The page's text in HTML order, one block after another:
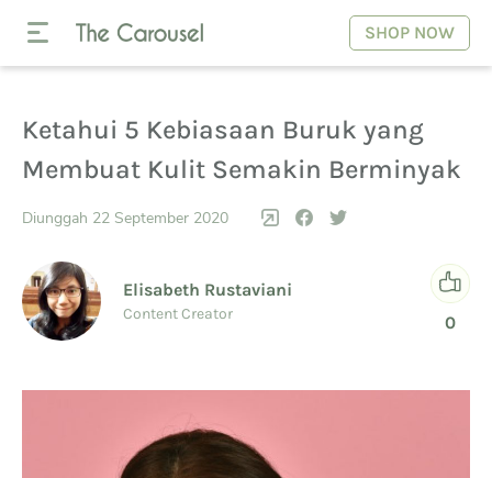
SHOP NOW
Ketahui 5 Kebiasaan Buruk yang
Membuat Kulit Semakin Berminyak
Diunggah 22 September 2020
Elisabeth Rustaviani
Content Creator 0